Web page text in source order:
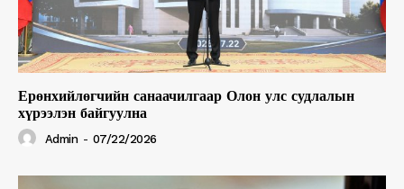
Ерөнхийлөгчийн санаачилгаар Олон улс судлалын
хүрээлэн байгуулна
Admin - 07/22/2026